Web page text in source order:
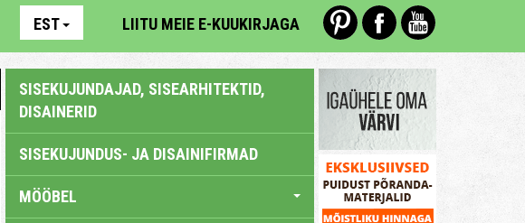
EST LIITU MEIE E-KUUKIRJAGA
SISEKUJUNDAJAD, SISEARHITEKTID,
DISAINERID
SISEKUJUNDUS- JA DISAINIFIRMAD
MÖÖBEL